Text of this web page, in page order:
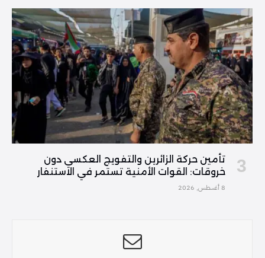
تأمين حركة الزائرين والتفويج العكسي دون
خروقات: القوات الأمنية تستمر في الاستنفار
8 أغسطس, 2026